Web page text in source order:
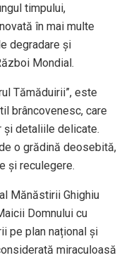
timpului,
în mai multe
degradare și
Mondial.
Tămăduirii”, este
brâncovenesc, care
și detaliile delicate.
o grădină deosebită,
și reculegere.
Mănăstirii Ghighiu
Domnului cu
pe plan național și
miraculoasă